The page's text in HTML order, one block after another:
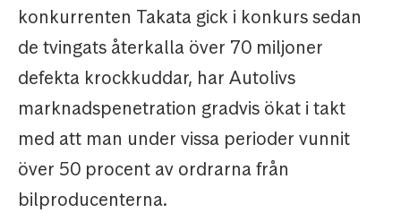
konkurrenten Takata gick i konkurs sedan
de tvingats återkalla över 70 miljoner
defekta krockkuddar, har Autolivs
marknadspenetration gradvis ökat i takt
med att man under vissa perioder vunnit
över 50 procent av ordrarna från
bilproducenterna.